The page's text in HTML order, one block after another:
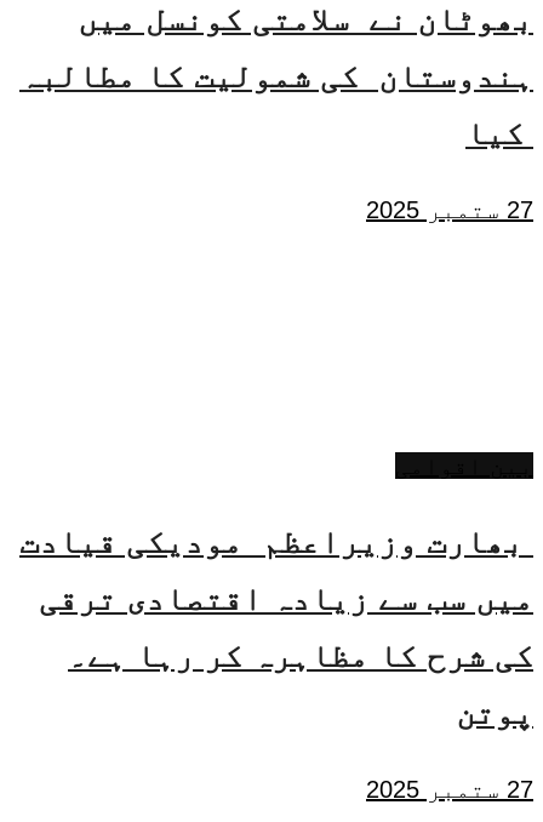
بھوٹان نے سلامتی کونسل میں
ہندوستان کی شمولیت کا مطالبہ
کیا
27 ستمبر 2025
بھارت وزیراعظم مودیکی قیادت
میں سب سے زیادہ اقتصادی ترقی
کی شرح کا مظاہرہ کر رہا ہے۔
پوتن
27 ستمبر 2025